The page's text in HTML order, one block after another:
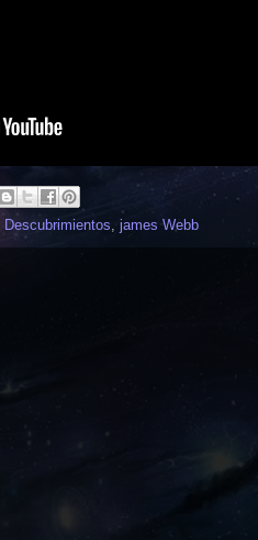
Descubrimientos, james Webb